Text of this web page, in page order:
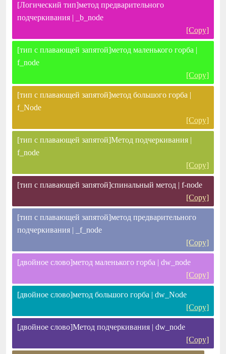
[Логический тип]метод предварительного
подчеркивания | _b_node
[Copy]
[тип с плавающей запятой]метод маленького горба |
f_node
[Copy]
[тип с плавающей запятой]метод большого горба |
f_Node
[Copy]
[тип с плавающей запятой]Метод подчеркивания |
f_node
[Copy]
[тип с плавающей запятой]спинальный метод | f-node
[Copy]
[тип с плавающей запятой]метод предварительного
подчеркивания | _f_node
[Copy]
[двойное слово]метод маленького горба | dw_node
[Copy]
[двойное слово]метод большого горба | dw_Node
[Copy]
[двойное слово]Метод подчеркивания | dw_node
[Copy]